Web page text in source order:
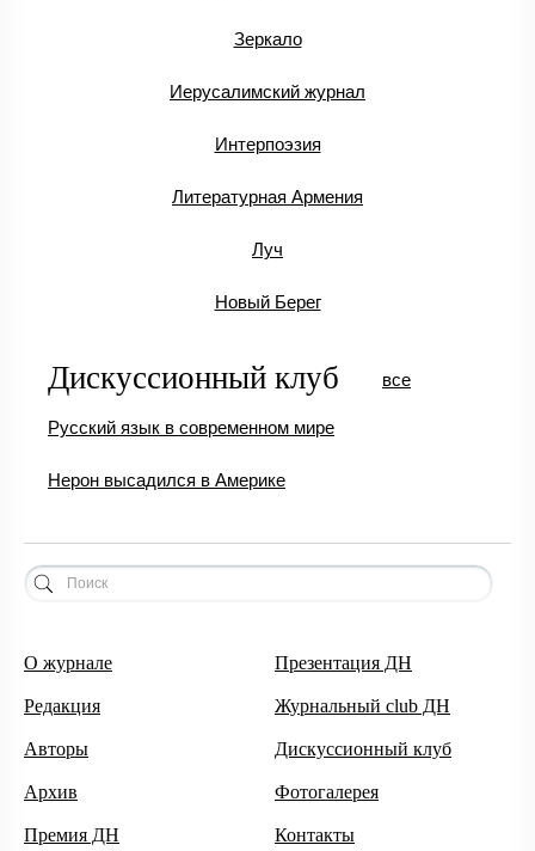
Зеркало
Иерусалимский журнал
Интерпоэзия
Литературная Армения
Луч
Новый Берег
Дискуссионный клуб
Русский язык в современном мире
Нерон высадился в Америке
все
О журнале
Редакция
Авторы
Архив
Премия ДН
Презентация ДН
Журнальный club ДН
Дискуссионный клуб
Фотогалерея
Контакты